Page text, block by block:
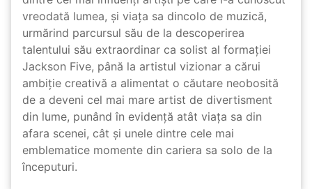
vreodată lumea, și viața sa dincolo de muzică,
urmărind parcursul său de la descoperirea
talentului său extraordinar ca solist al formației
Jackson Five, până la artistul vizionar a cărui
ambiție creativă a alimentat o căutare neobosită
de a deveni cel mai mare artist de divertisment
din lume, punând în evidență atât viața sa din
afara scenei, cât și unele dintre cele mai
emblematice momente din cariera sa solo de la
începuturi.